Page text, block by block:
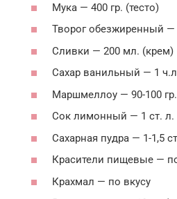
Мука — 400 гр. (тесто)
Творог обезжиренный —
Сливки — 200 мл. (крем)
Сахар ванильный — 1
Маршмеллоу — 90-100
Сок лимонный — 1 ст. л.
Сахарная пудра — 1-1,5
Красители пищевые —
Крахмал — по вкусу